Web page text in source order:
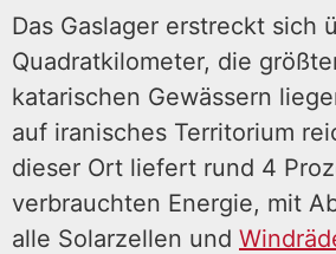
Das Gaslager erstreckt sich
Quadratkilometer, die
katarischen Gewässern
auf iranisches Territorium
dieser Ort liefert rund 4
verbrauchten Energie, mit
alle Solarzellen und